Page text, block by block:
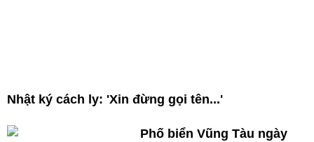
Nhật ký cách ly: 'Xin đừng gọi tên...'
Phố biển Vũng Tàu ngày